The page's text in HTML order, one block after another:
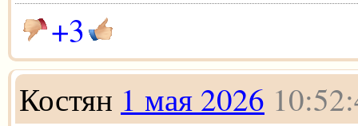
+3
Костян 1 мая 2026